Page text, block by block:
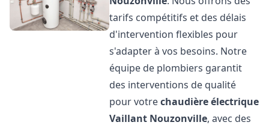
tarifs compétitifs et des délais
d'intervention flexibles pour
s'adapter à vos besoins. Notre
équipe de plombiers garantit
des interventions de qualité
pour votrechaudière électrique
Vaillant Nouzonville, avec des